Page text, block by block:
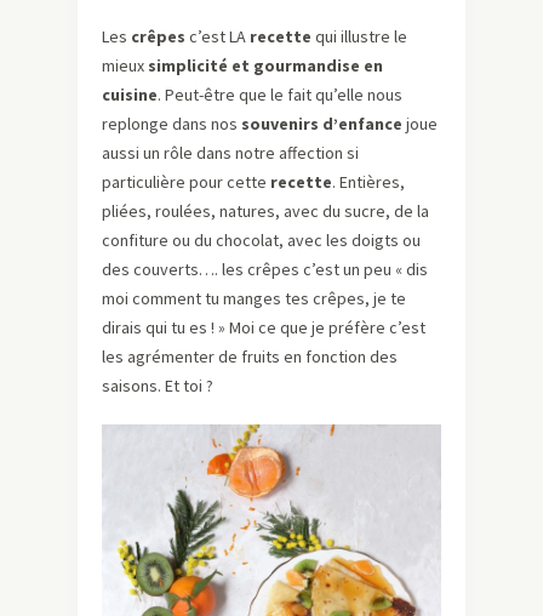
Les crêpes c’est LA recette qui illustre le
mieux simplicité et gourmandise en
cuisine. Peut-être que le fait qu’elle nous
replonge dans nos souvenirs d’enfance joue
aussi un rôle dans notre affection si
particulière pour cette recette. Entières,
pliées, roulées, natures, avec du sucre, de la
confiture ou du chocolat, avec les doigts ou
des couverts…. les crêpes c’est un peu « dis
moi comment tu manges tes crêpes, je te
dirais qui tu es ! » Moi ce que je préfère c’est
les agrémenter de fruits en fonction des
saisons. Et toi ?